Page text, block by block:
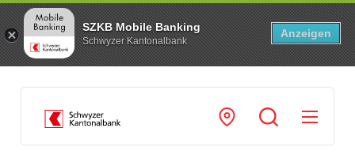
SZKB Mobile Banking
Schwyzer Kantonalbank
Anzeigen